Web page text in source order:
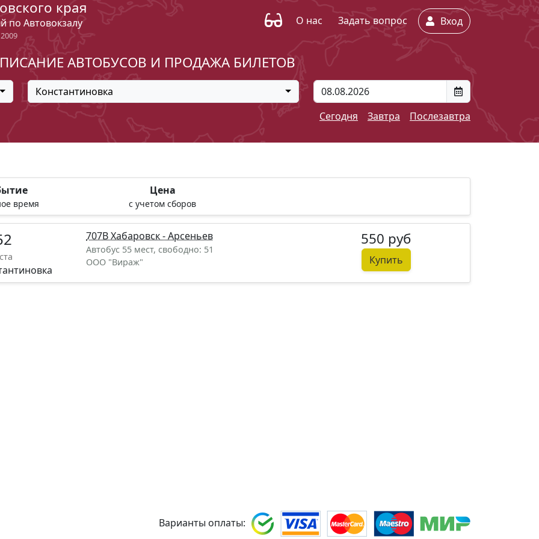
края
по Автовокзалу О нас Задать вопрос Вход
АВТОБУСОВ И ПРОДАЖА БИЛЕТОВ
Константиновка
Сегодня
Завтра Послезавтра
время
Цена
с учетом сборов
707В Хабаровск - Арсеньев
Автобус 55 мест, свободно: 51
ООО "Вираж"
550 руб
Купить
Варианты оплаты: